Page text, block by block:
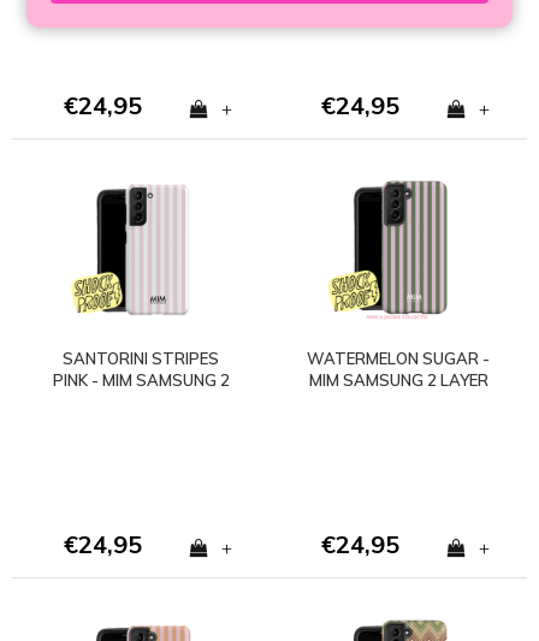
€24,95 + €24,95 +
SANTORINI STRIPES
PINK - MIM SAMSUNG 2
€24,95 +
WATERMELON SUGAR -
MIM SAMSUNG 2 LAYER
€24,95 +